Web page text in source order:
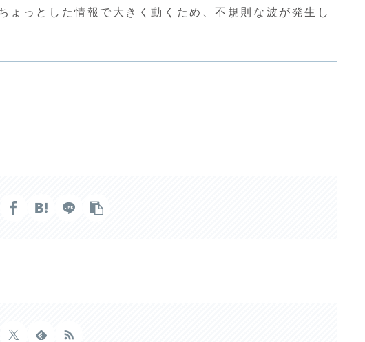
っとした情報で大きく動くため、不規則な波が発生し